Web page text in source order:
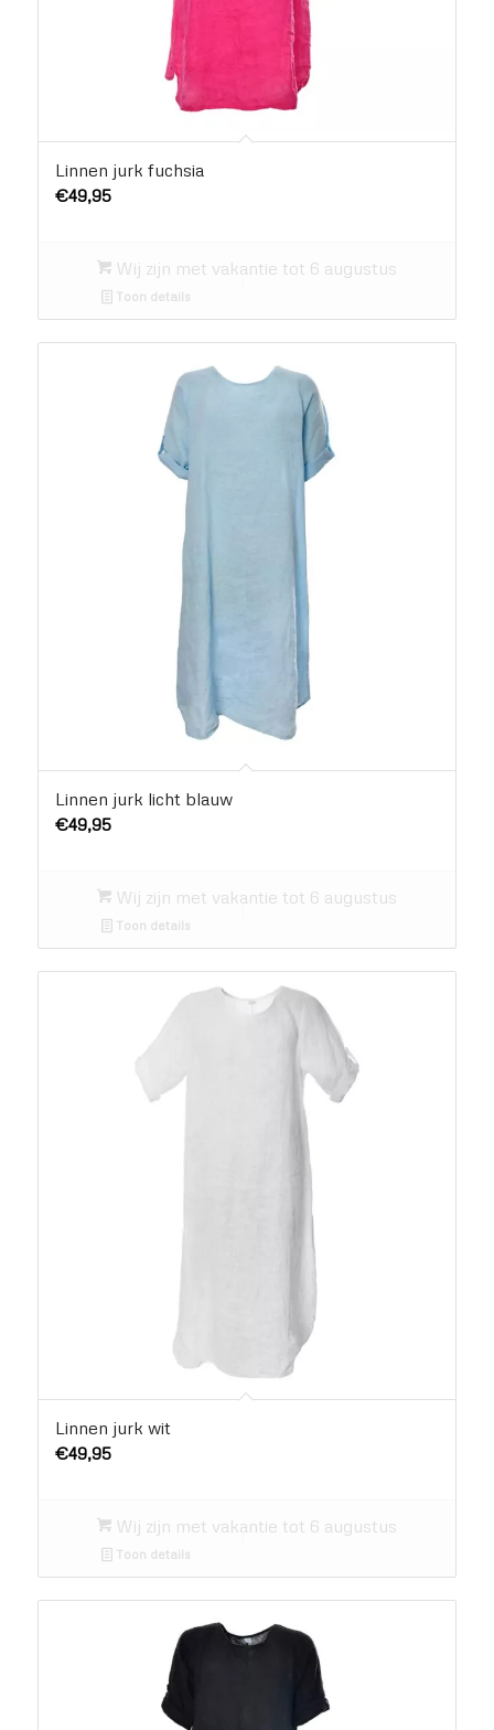
Linnen jurk fuchsia
€49,95
Wij zijn met vakantie tot 6 augustus
Toon details
Linnen jurk licht blauw
€49,95
Wij zijn met vakantie tot 6 augustus
Toon details
Linnen jurk wit
€49,95
Wij zijn met vakantie tot 6 augustus
Toon details